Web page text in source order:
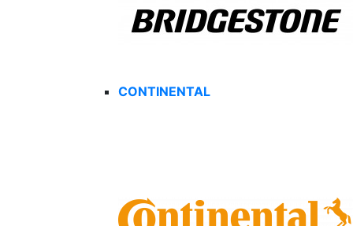
CONTINENTAL